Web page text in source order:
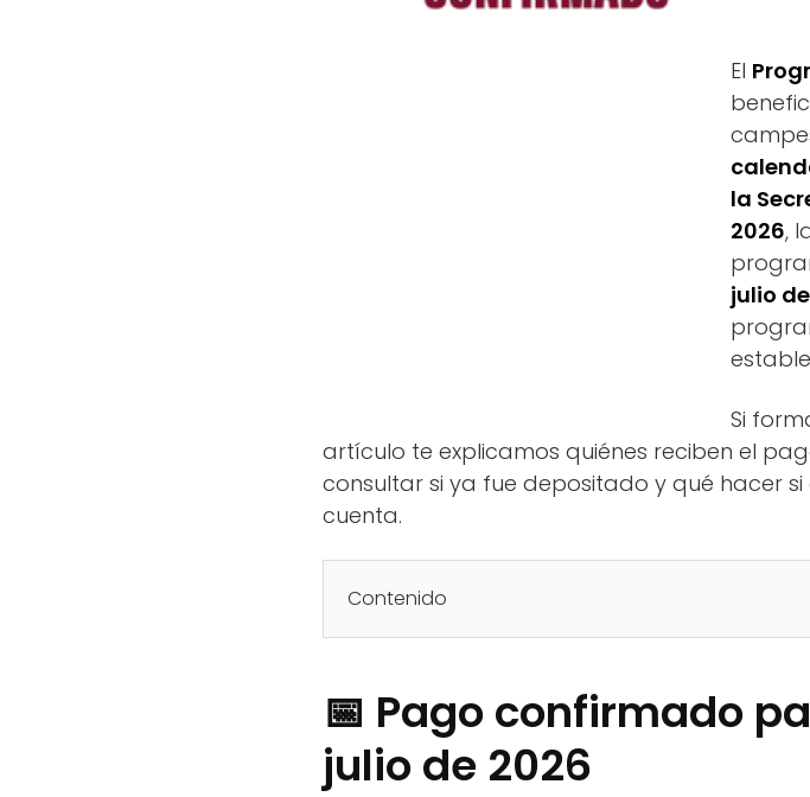
El
la
2026,
julio
Si
artículo te explicamos quiénes reciben el
consultar si ya fue depositado y qué hacer
cuenta.
Contenido
📅 Pago confirmado
julio de 2026